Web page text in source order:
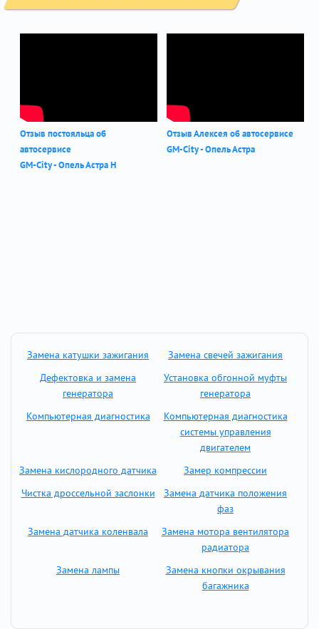
Отзыв постояльца об
автосервисе
GM-City - Опель Астра Н
Отзыв Алексея об автосервисе
GM-City - Опель Астра
Замена катушки зажигания
Замена свечей зажигания
Дефектовка и замена
генератора
Установка обгонной муфты
генератора
Компьютерная диагностика
Компьютерная диагностика
системы управления
двигателем
Замена кислородного датчика
Замер компрессии
Чистка дроссельной заслонки
Замена датчика положения
фаз
Замена датчика коленвала
Замена мотора вентилятора
радиатора
Замена лампы
Замена кнопки окрывания
багажника